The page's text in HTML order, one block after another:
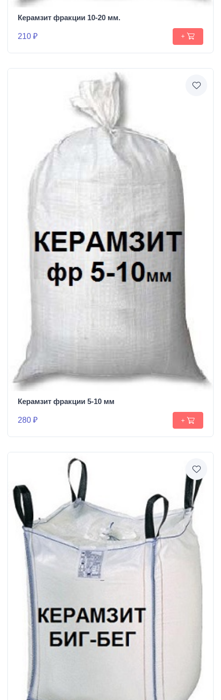
Керамзит фракции 10-20 мм.
210 ₽ +
Керамзит фракции 5-10 мм
280 ₽ +